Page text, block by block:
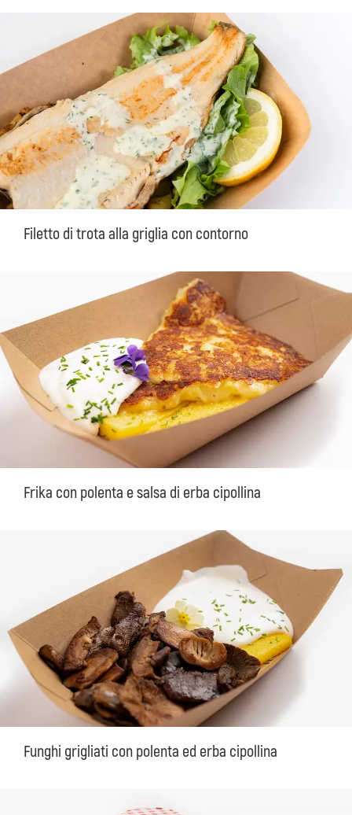
Filetto di trota alla griglia con contorno
Frika con polenta e salsa di erba cipollina
Funghi grigliati con polenta ed erba cipollina